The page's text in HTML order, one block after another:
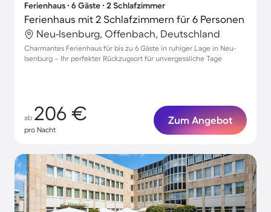
Ferienhaus ∙ 6 Gäste ∙ 2 Schlafzimmer
Ferienhaus mit 2 Schlafzimmern für 6 Personen
Neu-Isenburg, Offenbach, Deutschland
Charmantes Ferienhaus für bis zu 6 Gäste in ruhiger Lage in Neu-
Isenburg – Ihr perfekter Rückzugsort für unvergessliche Tage
ab 206 €
pro Nacht
Zum Angebot